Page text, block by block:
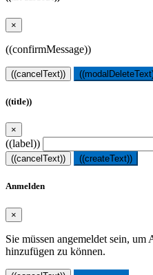
×
((confirmMessage))
((cancelText))
((title))
×
((label))
((cancelText)) ((createText))
Anmelden
×
Sie müssen angemeldet sein,
hinzufügen zu können.